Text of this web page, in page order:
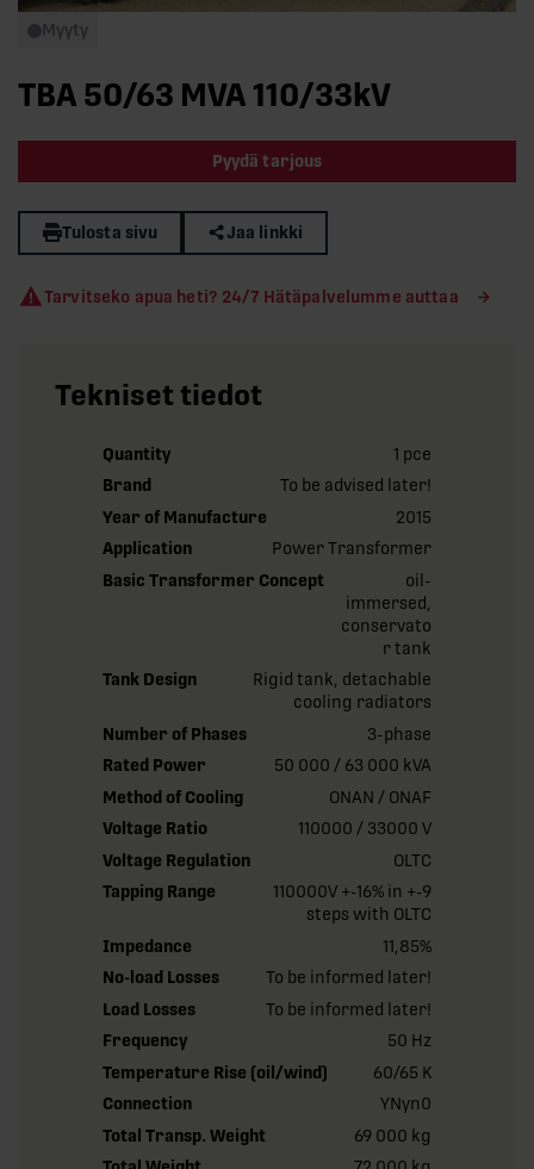
Myyty
TBA 50/63 MVA 110/33kV
Pyydä tarjous
Tulosta sivu Jaa linkki
Tarvitseko apua heti? 24/7 Hätäpalvelumme auttaa
Tekniset tiedot
Quantity
1 pce
Brand
To be advised later!
Year of Manufacture
2015
Application
Power Transformer
Basic Transformer Concept
oil-
immersed,
conservato
r tank
Tank Design
Rigid tank, detachable
cooling radiators
Number of Phases
3-phase
Rated Power
50 000 / 63 000 kVA
Method of Cooling
ONAN / ONAF
Voltage Ratio
110000 / 33000 V
Voltage Regulation
OLTC
Tapping Range
110000V +-16% in +-9
steps with OLTC
Impedance
11,85%
No-load Losses
To be informed later!
Load Losses
To be informed later!
Frequency
50 Hz
Temperature Rise (oil/wind)
60/65 K
Connection
YNyn0
Total Transp. Weight
69 000 kg